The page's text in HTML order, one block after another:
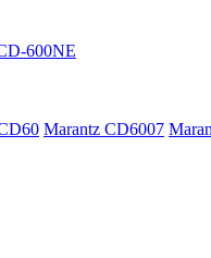
600NE
Marantz CD6007